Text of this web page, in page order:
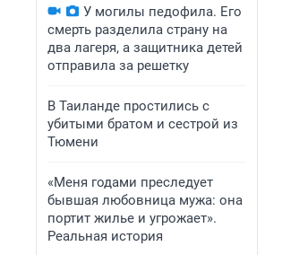
У могилы педофила. Его
смерть разделила страну на
два лагеря, а защитника детей
отправила за решетку
В Таиланде простились с
убитыми братом и сестрой из
Тюмени
«Меня годами преследует
бывшая любовница мужа: она
портит жилье и угрожает».
Реальная история